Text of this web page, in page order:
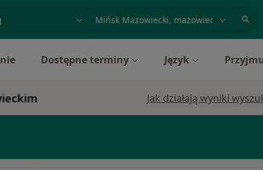
badanie lub nazwiskomiasto lub dzielnica
Dostępne terminy Język
Jak działają wyniki